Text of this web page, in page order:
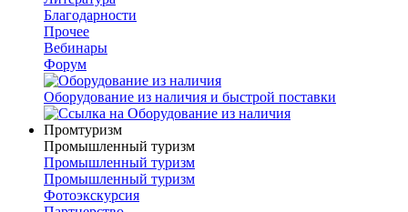
Благодарности
Прочее
Вебинары
Форум
Оборудование из наличия и быстрой поставки
Промтуризм
Промышленный туризм
Промышленный туризм
Промышленный туризм
Фотоэкскурсия